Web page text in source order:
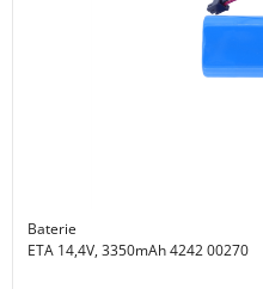
Baterie
ETA 14,4V, 3350mAh 4242 00270